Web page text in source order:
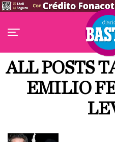
ALL POSTS
EMILIO